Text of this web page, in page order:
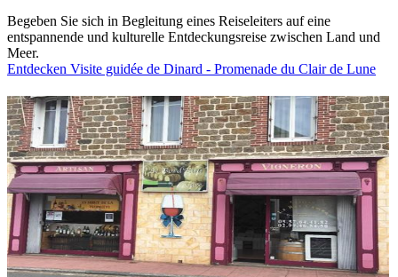
Begeben Sie sich in Begleitung eines Reiseleiters auf eine
entspannende und kulturelle Entdeckungsreise zwischen Land und
Meer.
Entdecken Visite guidée de Dinard - Promenade du Clair de Lune